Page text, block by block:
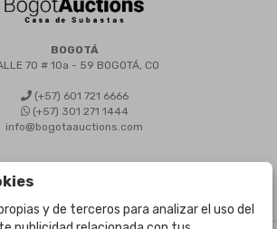
BOGOTÁ
70 # 10a - 59 BOGOTÁ, CO
(+57) 601 721 6666
(+57) 301 271 1444
info@bogotaauctions.com
y de terceros para analizar el uso del